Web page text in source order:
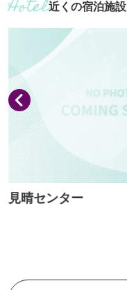
近くの宿泊施設
見晴センター